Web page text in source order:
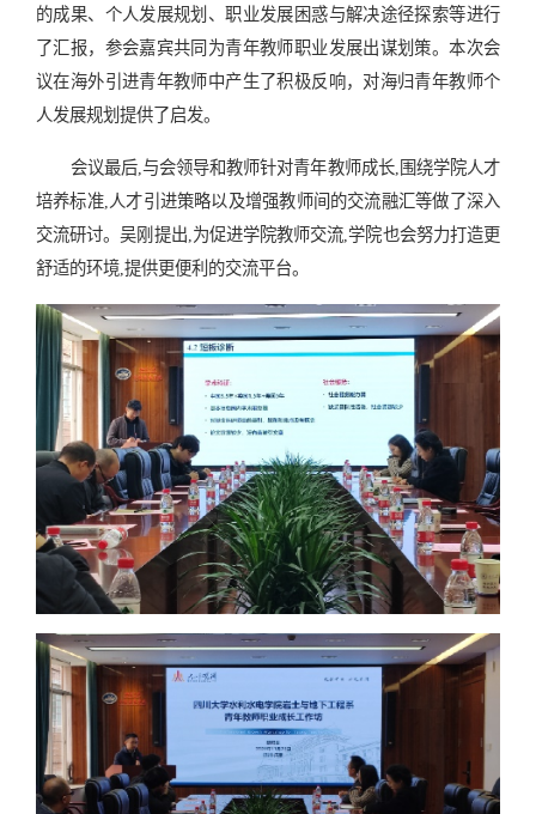
的成果、个人发展规划、职业发展困惑与解决途径探索等进行
了汇报，参会嘉宾共同为青年教师职业发展出谋划策。本次会
议在海外引进青年教师中产生了积极反响，对海归青年教师个
人发展规划提供了启发。
会议最后,与会领导和教师针对青年教师成长,围绕学院人才
培养标准,人才引进策略以及增强教师间的交流融汇等做了深入
交流研讨。吴刚提出,为促进学院教师交流,学院也会努力打造更
舒适的环境,提供更便利的交流平台。